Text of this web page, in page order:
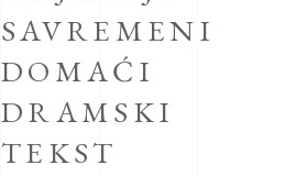
SAVREMENI
DOMAĆI
DRAMSKI
TEKST